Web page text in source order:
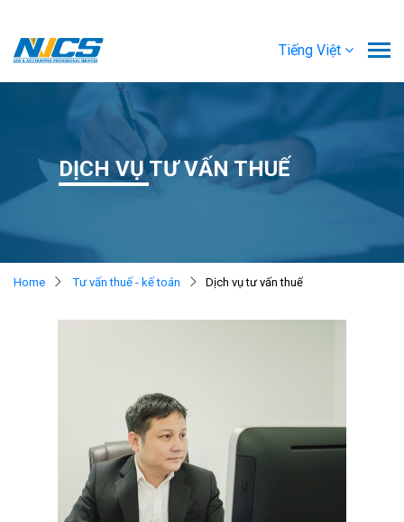
Tiếng Việt
DỊCH VỤ TƯ VẤN THUẾ
Home Tư vấn thuế - kế toán Dịch vụ tư vấn thuế